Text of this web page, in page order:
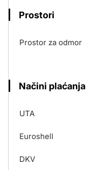
Prostori
Prostor za odmor
Načini plaćanja
UTA
Euroshell
DKV